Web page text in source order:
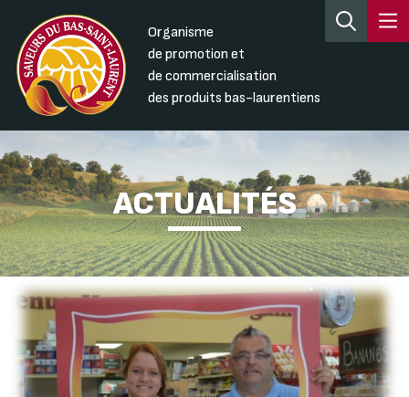
Organisme
de promotion et
de commercialisation
des produits bas-laurentiens
ACTUALITÉS